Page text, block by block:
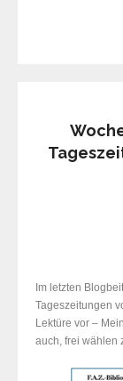
Im letzten
Tageszeitungen
Lektüre vor –
auch, frei wählen